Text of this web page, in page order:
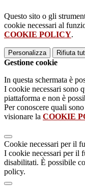
Questo sito o gli
cookie necessari al
COOKIE POLICY.
Personalizza Rifiuta
Gestione cookie
In questa schermata è
I cookie necessari sono
piattaforma e non è
Per conoscere quali
visionare la COOKIE
Cookie necessari per il
I cookie necessari per il
disabilitati. È possibile
policy.